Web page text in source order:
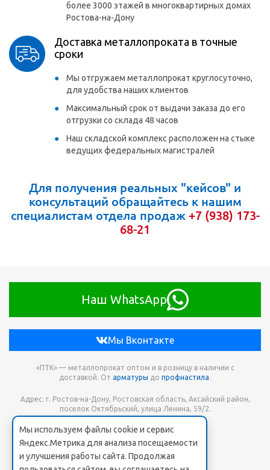
более 3000 этажей в многоквартирных домах
Ростова-на-Дону
Доставка металлопроката в точные
сроки
Мы отгружаем металлопрокат круглосуточно,
для удобства наших клиентов
Максимальный срок от выдачи заказа до его
отгрузки со склада 48 часов
Наш складской комплекс расположен на стыке
ведущих федеральных магистралей
Для получения реальных "кейсов" и
консультаций обращайтесь к нашим
специалистам отдела продаж +7 (938) 173-
68-21
Наш WhatsApp
Мы Вконтакте
«ПТК» — металлопрокат оптом и в розницу в наличии с
доставкой. От арматуры до профнастила.
Адрес: г. Ростов-на-Дону, Ростовская область, Аксайский район,
поселок Октябрьский, улица Ленина, 59/2.
Телефон для заказа: +7 938 173-68-21
Онлайн заявка: PTK-SHOP@yandex.ru
Мы используем файлы cookie и сервис
Яндекс.Метрика для анализа посещаемости
и улучшения работы сайта. Продолжая